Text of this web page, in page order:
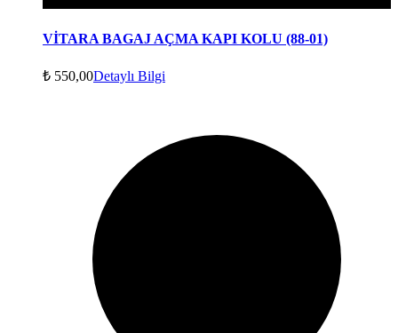
VİTARA BAGAJ AÇMA KAPI KOLU (88-01)
₺ 550,00Detaylı Bilgi